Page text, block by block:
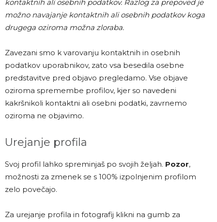
kontaktnih ali osebnih podatkov. Razlog za prepoved je
možno navajanje kontaktnih ali osebnih podatkov koga
drugega oziroma možna zloraba.
Zavezani smo k varovanju kontaktnih in osebnih
podatkov uporabnikov, zato vsa besedila osebne
predstavitve pred objavo pregledamo. Vse objave
oziroma spremembe profilov, kjer so navedeni
kakršnikoli kontaktni ali osebni podatki, zavrnemo
oziroma ne objavimo.
Urejanje profila
Svoj profil lahko spreminjaš po svojih željah. Pozor,
možnosti za zmenek se s 100% izpolnjenim profilom
zelo povečajo.
Za urejanje profila in fotografij klikni na gumb za